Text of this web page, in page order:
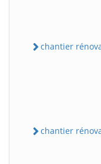
chantier
chantier